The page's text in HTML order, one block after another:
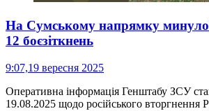
На Сумському напрямку
12 боєзіткнень
9:07,19 вересня 2025
Оперативна інформація Генштабу ЗСУ
19.08.2025 щодо російського вторгнення